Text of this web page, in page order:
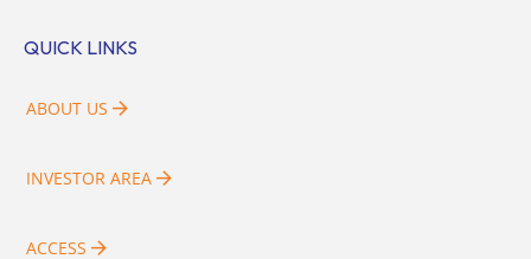
QUICK LINKS
ABOUT US
INVESTOR AREA
ACCESS